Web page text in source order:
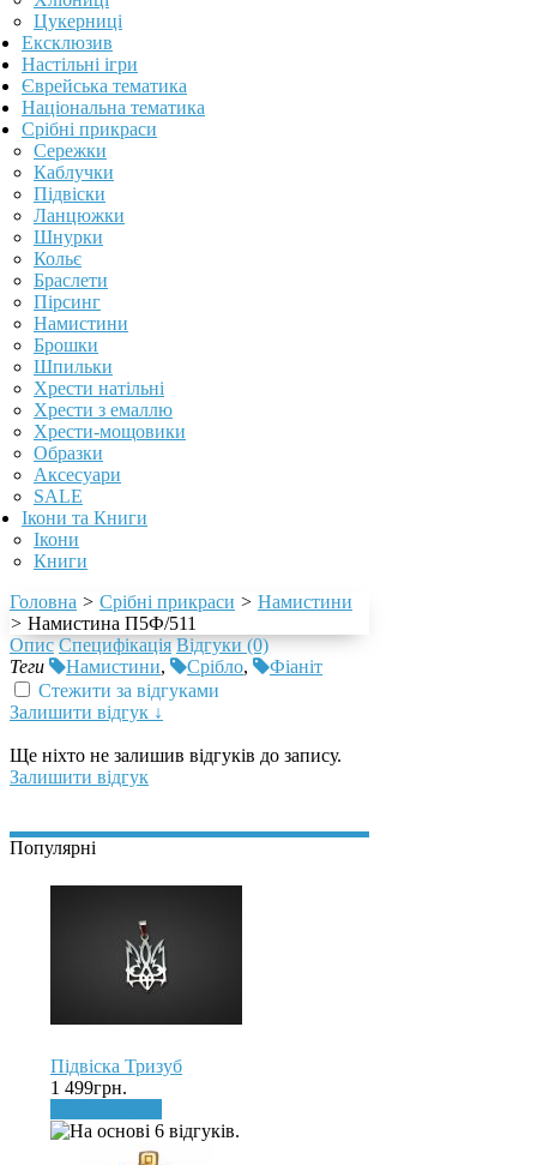
Цукерниці
Ексклюзив
Настільні ігри
Єврейська тематика
Національна тематика
Срібні прикраси
Сережки
Каблучки
Підвіски
Ланцюжки
Шнурки
Кольє
Браслети
Пірсинг
Намистини
Брошки
Шпильки
Хрести натільні
Хрести з емаллю
Хрести-мощовики
Образки
Аксесуари
SALE
Ікони та Книги
Ікони
Книги
Головна > Срібні прикраси > Намистини
> Намистина П5Ф/511
Опис Специфікація Відгуки (0)
Теги
Намистини, Срібло,
Фіаніт
Стежити за відгуками
Залишити відгук ↓
Ще ніхто не залишив відгуків до запису.
Залишити відгук
Популярні
Підвіска Тризуб
1 499грн.